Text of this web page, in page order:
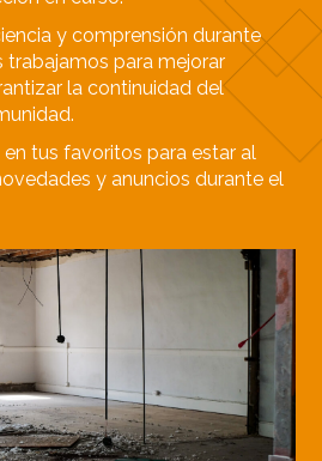
y comprensión durante
trabajamos para mejorar
la continuidad del
en tus favoritos para estar al
y anuncios durante el